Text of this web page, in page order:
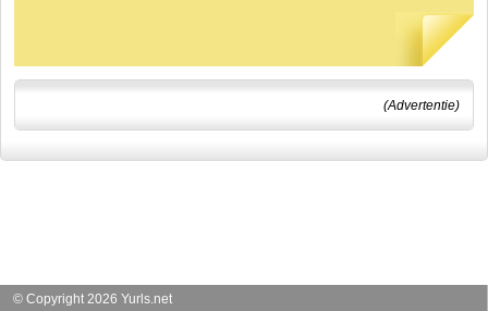
(Advertentie)
© Copyright 2026 Yurls.net